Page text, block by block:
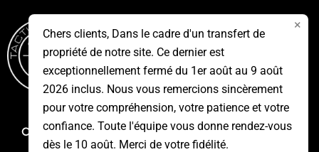
contenu
Rechercher
×
Chers clients, Dans le cadre d'un transfert de
propriété de notre site. Ce dernier est
exceptionnellement fermé du 1er août au 9 août
2026 inclus. Nous vous remercions sincèrement
pour votre compréhension, votre patience et votre
confiance. Toute l'équipe vous donne rendez-vous
dès le 10 août. Merci de votre fidélité.